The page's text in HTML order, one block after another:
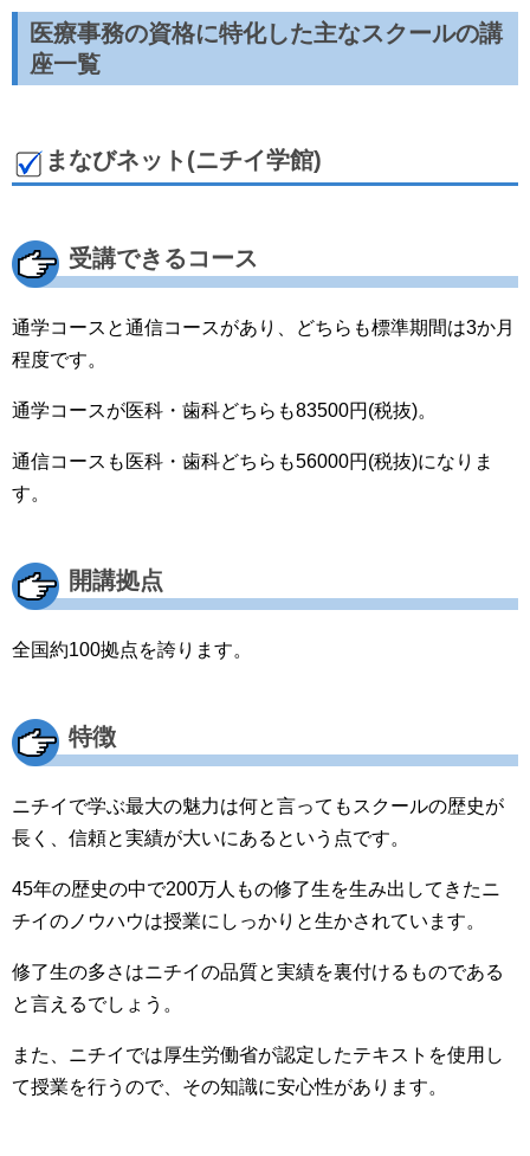
医療事務の資格に特化した主なスクールの講
座一覧
まなびネット(ニチイ学館)
受講できるコース
通学コースと通信コースがあり、どちらも標準期間は3か月
程度です。
通学コースが医科・歯科どちらも83500円(税抜)。
通信コースも医科・歯科どちらも56000円(税抜)になりま
す。
開講拠点
全国約100拠点を誇ります。
特徴
ニチイで学ぶ最大の魅力は何と言ってもスクールの歴史が
長く、信頼と実績が大いにあるという点です。
45年の歴史の中で200万人もの修了生を生み出してきたニ
チイのノウハウは授業にしっかりと生かされています。
修了生の多さはニチイの品質と実績を裏付けるものである
と言えるでしょう。
また、ニチイでは厚生労働省が認定したテキストを使用し
て授業を行うので、その知識に安心性があります。